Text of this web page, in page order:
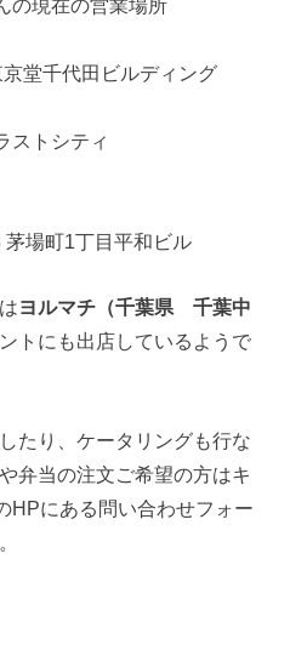
の現在の営業場所
堂千代田ビルディング
ストシティ
場町1丁目平和ビル
ヨルマチ（千葉県 千葉中
トにも出店しているようで
たり、ケータリングも行な
弁当の注文ご希望の方はキ
HPにある問い合わせフォー